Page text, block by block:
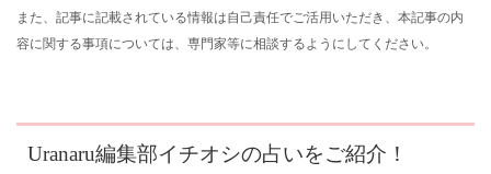
また、記事に記載されている情報は自己責任でご活用いただき、本記事の内
容に関する事項については、専門家等に相談するようにしてください。
Uranaru編集部イチオシの占いをご紹介！